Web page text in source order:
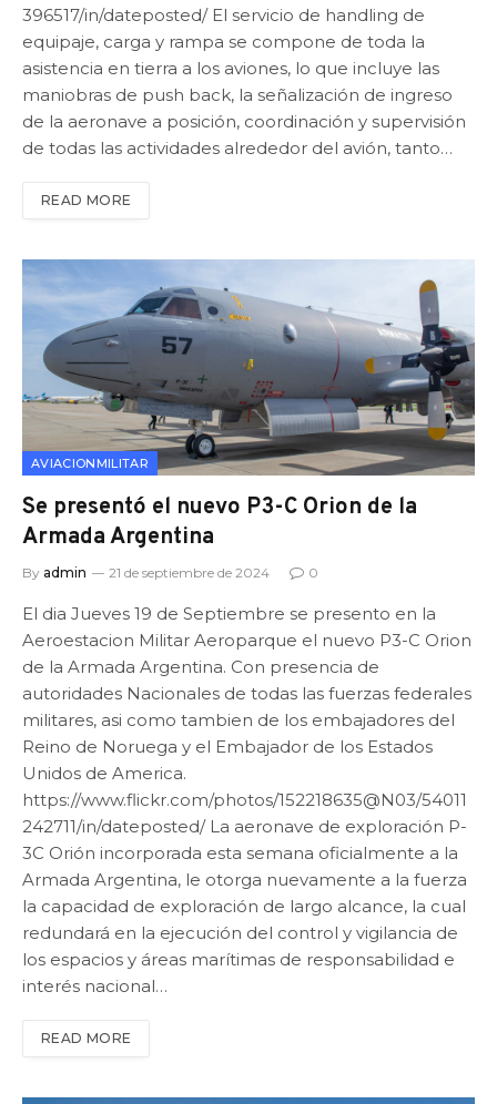
396517/in/dateposted/ El servicio de handling de
equipaje, carga y rampa se compone de toda la
asistencia en tierra a los aviones, lo que incluye las
maniobras de push back, la señalización de ingreso
de la aeronave a posición, coordinación y supervisión
de todas las actividades alrededor del avión, tanto…
READ MORE
AVIACIONMILITAR
Se presentó el nuevo P3-C Orion de la
Armada Argentina
By admin 21 de septiembre de 2024 0
El dia Jueves 19 de Septiembre se presento en la
Aeroestacion Militar Aeroparque el nuevo P3-C Orion
de la Armada Argentina. Con presencia de
autoridades Nacionales de todas las fuerzas federales
militares, asi como tambien de los embajadores del
Reino de Noruega y el Embajador de los Estados
Unidos de America.
https://www.flickr.com/photos/152218635@N03/54011
242711/in/dateposted/ La aeronave de exploración P-
3C Orión incorporada esta semana oficialmente a la
Armada Argentina, le otorga nuevamente a la fuerza
la capacidad de exploración de largo alcance, la cual
redundará en la ejecución del control y vigilancia de
los espacios y áreas marítimas de responsabilidad e
interés nacional…
READ MORE